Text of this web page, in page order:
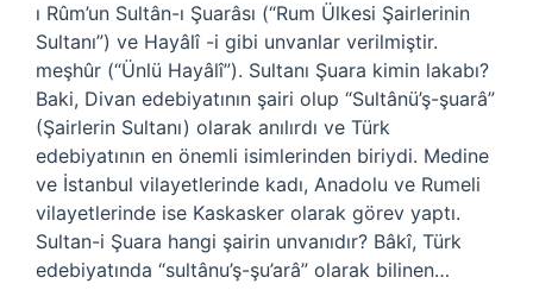
ı Rûm’un Sultân-ı Şuarâsı (“Rum Ülkesi Şairlerinin
Sultanı”) ve Hayâlî -i gibi unvanlar verilmiştir.
meşhûr (“Ünlü Hayâlî”). Sultanı Şuara kimin lakabı?
Baki, Divan edebiyatının şairi olup “Sultânü’ş-şuarâ”
(Şairlerin Sultanı) olarak anılırdı ve Türk
edebiyatının en önemli isimlerinden biriydi. Medine
ve İstanbul vilayetlerinde kadı, Anadolu ve Rumeli
vilayetlerinde ise Kaskasker olarak görev yaptı.
Sultan-i Şuara hangi şairin unvanıdır? Bâkî, Türk
edebiyatında “sultânu’ş-şu’arâ” olarak bilinen…